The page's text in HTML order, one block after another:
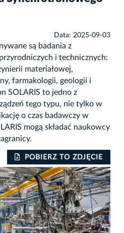
Data: 2025-09-03
są badania z
i technicznych:
materiałowej,
farmakologii, geologii i
SOLARIS to jedno z
tego typu, nie tylko w
o czas badawczy w
mogą składać naukowcy
POBIERZ TO ZDJĘCIE